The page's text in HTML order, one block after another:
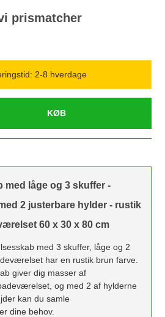
prismatcher
2-8 hverdage
KØB
med låge og 3 skuffer -
2 justerbare hylder - rustik
60 x 30 x 80 cm
med 3 skuffer, låge og 2
har en rustik brun farve.
giver dig masser af
og med 2 af hylderne
kan du samle
dine behov.